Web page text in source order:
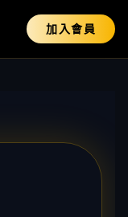
加入會員